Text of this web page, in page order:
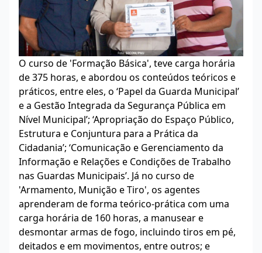
O curso de 'Formação Básica', teve carga horária
de 375 horas, e abordou os conteúdos teóricos e
práticos, entre eles, o ‘Papel da Guarda Municipal’
e a Gestão Integrada da Segurança Pública em
Nível Municipal’; ‘Apropriação do Espaço Público,
Estrutura e Conjuntura para a Prática da
Cidadania’; ‘Comunicação e Gerenciamento da
Informação e Relações e Condições de Trabalho
nas Guardas Municipais’. Já no curso de
'Armamento, Munição e Tiro', os agentes
aprenderam de forma teórico-prática com uma
carga horária de 160 horas, a manusear e
desmontar armas de fogo, incluindo tiros em pé,
deitados e em movimentos, entre outros; e